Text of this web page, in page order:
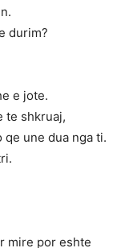
durim?
e jote.
te shkruaj,
une dua nga ti.
mire por eshte